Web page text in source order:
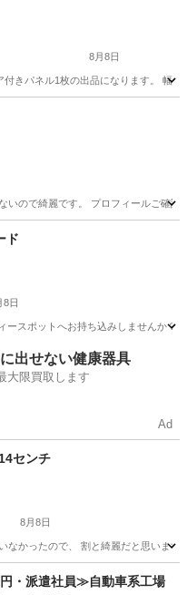
8月8日
付きパネル1枚の出品になります。 幅
ー用品
いので綺麗です。 プロフィールご確認
ド
8日
ポットへお持ち込みしませんか？
出せない健康器具
大限買取します
Ad
センチ
8月8日
かったので、 割と綺麗だと思います
用品
・派遣社員≫自動車系工場